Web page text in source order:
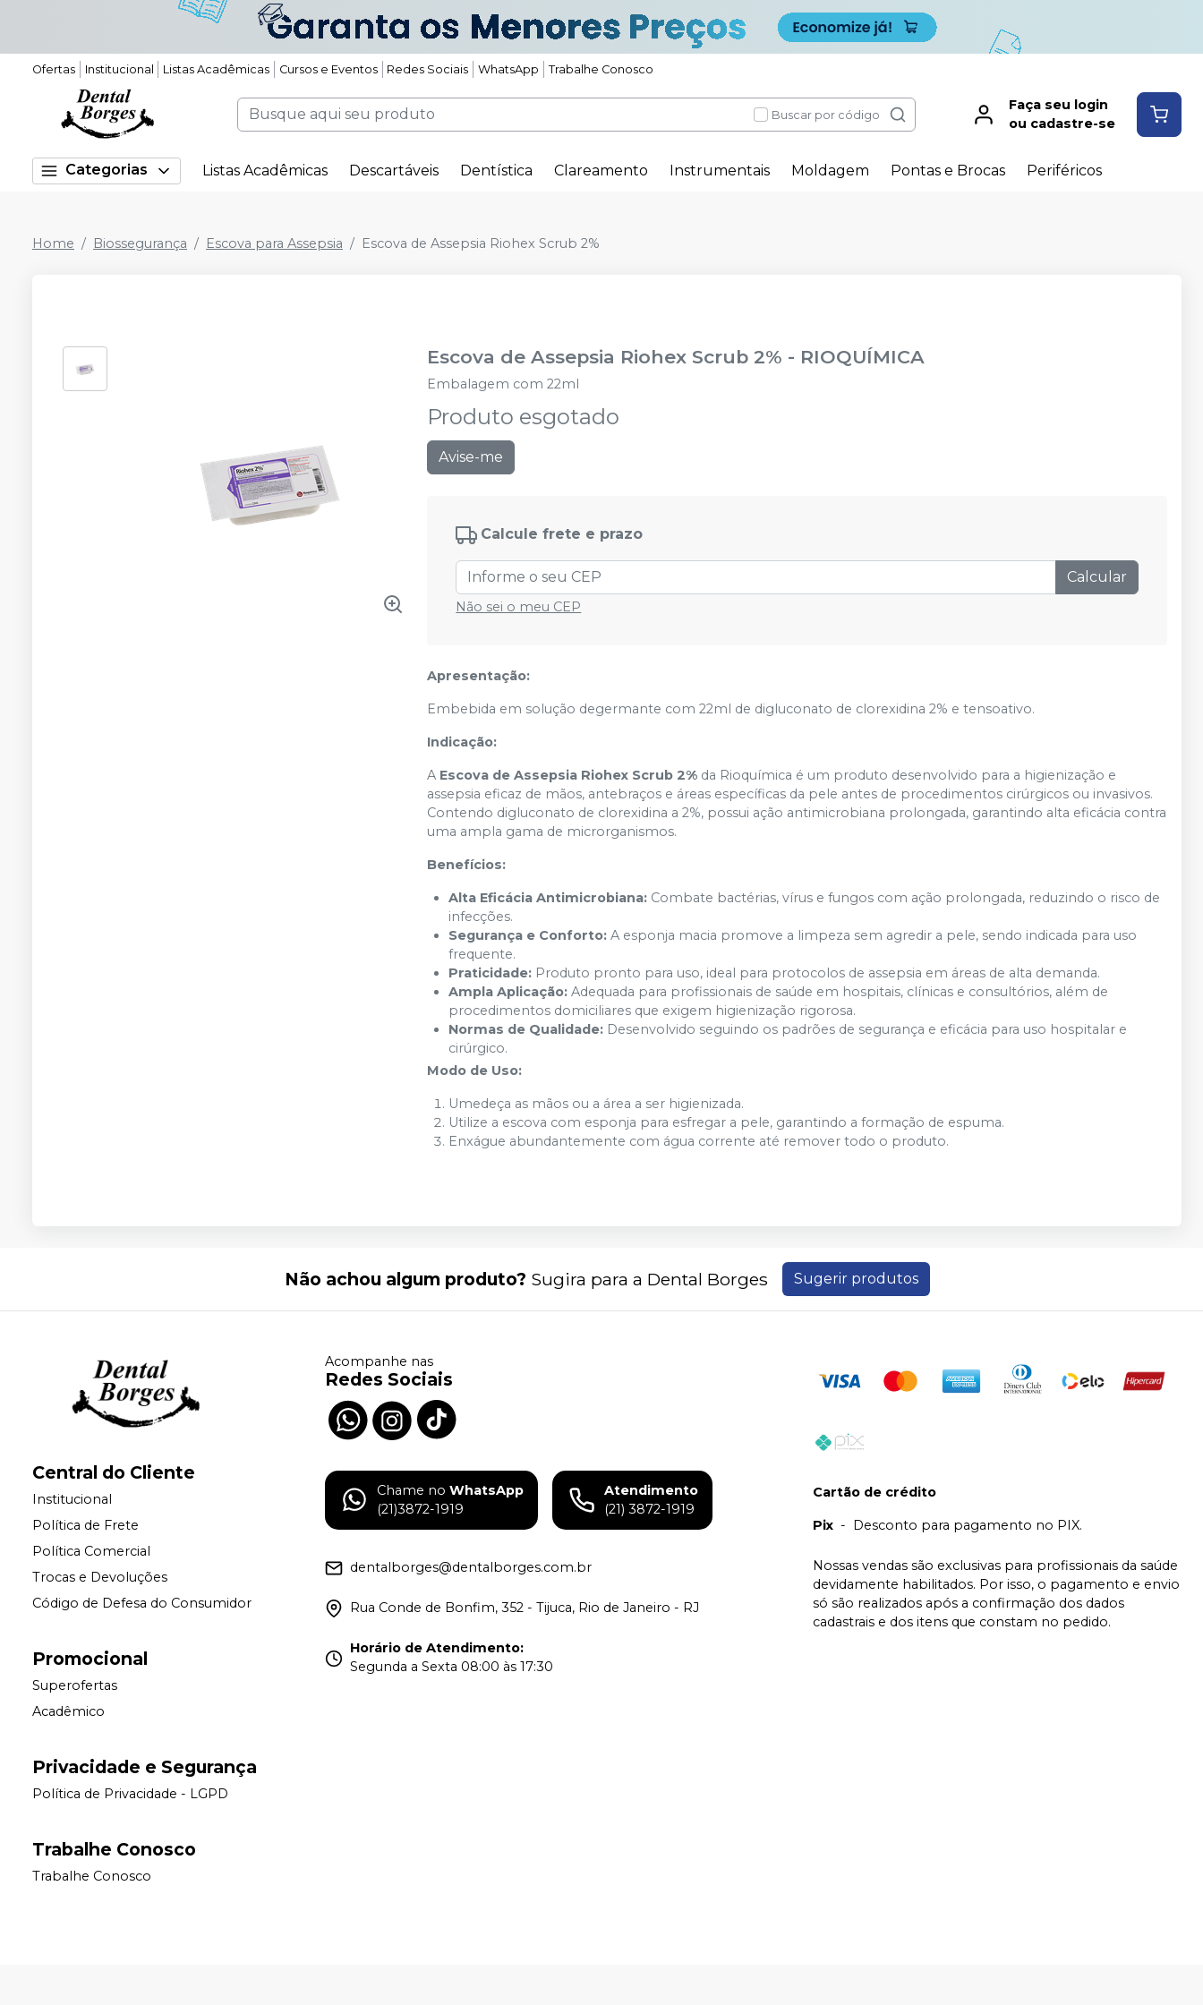
Ofertas Institucional Listas Acadêmicas Cursos e Eventos Redes Sociais WhatsApp Trabalhe Conosco
Buscar por código
Faça seu login
ou cadastre-se
Categorias Listas Acadêmicas Descartáveis Dentística Clareamento Instrumentais Moldagem Pontas e Brocas Periféricos
Home Biossegurança Escova para Assepsia Escova de Assepsia Riohex Scrub 2%
Escova de Assepsia Riohex Scrub 2% - RIOQUÍMICA
Embalagem com 22ml
Produto esgotado
Avise-me
Calcule frete e prazo
Calcular
Não sei o meu CEP
Apresentação:
Embebida em solução degermante com 22ml de digluconato de clorexidina 2% e tensoativo.
Indicação:
A Escova de Assepsia Riohex Scrub 2% da Rioquímica é um produto desenvolvido para a higienização e
assepsia eficaz de mãos, antebraços e áreas específicas da pele antes de procedimentos cirúrgicos ou invasivos.
Contendo digluconato de clorexidina a 2%, possui ação antimicrobiana prolongada, garantindo alta eficácia contra
uma ampla gama de microrganismos.
Benefícios:
Alta Eficácia Antimicrobiana: Combate bactérias, vírus e fungos com ação prolongada, reduzindo o risco de
infecções.
Segurança e Conforto: A esponja macia promove a limpeza sem agredir a pele, sendo indicada para uso
frequente.
Praticidade: Produto pronto para uso, ideal para protocolos de assepsia em áreas de alta demanda.
Ampla Aplicação: Adequada para profissionais de saúde em hospitais, clínicas e consultórios, além de
procedimentos domiciliares que exigem higienização rigorosa.
Normas de Qualidade: Desenvolvido seguindo os padrões de segurança e eficácia para uso hospitalar e
cirúrgico.
Modo de Uso:
Umedeça as mãos ou a área a ser higienizada.
Utilize a escova com esponja para esfregar a pele, garantindo a formação de espuma.
Enxágue abundantemente com água corrente até remover todo o produto.
Não achou algum produto? Sugira para a Dental Borges Sugerir produtos
Central do Cliente
Institucional
Política de Frete
Política Comercial
Trocas e Devoluções
Código de Defesa do Consumidor
Promocional
Superofertas
Acadêmico
Privacidade e Segurança
Política de Privacidade - LGPD
Trabalhe Conosco
Trabalhe Conosco
Acompanhe nas
Redes Sociais
Chame no WhatsApp
(21)3872-1919
Atendimento
(21) 3872-1919
dentalborges@dentalborges.com.br
Rua Conde de Bonfim, 352 - Tijuca, Rio de Janeiro - RJ
Horário de Atendimento:
Segunda a Sexta 08:00 às 17:30
Cartão de crédito
Pix - Desconto para pagamento no PIX.
Nossas vendas são exclusivas para profissionais da saúde
devidamente habilitados. Por isso, o pagamento e envio
só são realizados após a confirmação dos dados
cadastrais e dos itens que constam no pedido.